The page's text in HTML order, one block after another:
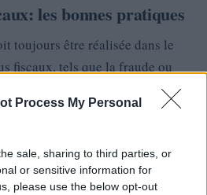
Process My Personal
sale, sharing to third parties, or
or sensitive information for
please use the below opt-out
les bonnes pratiques
toujours être réalisée dans le
fiscaux, tels que la fraude ou
sanctionnés. Pour éviter
d’adopter les bonnes pratiques
Ne pas dépasser les plafonds
chaque dispositif.